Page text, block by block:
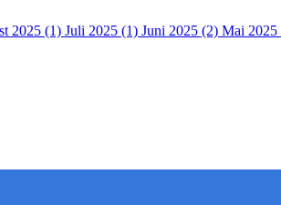
2025 (1) Juli 2025 (1) Juni 2025 (2) Mai 2025